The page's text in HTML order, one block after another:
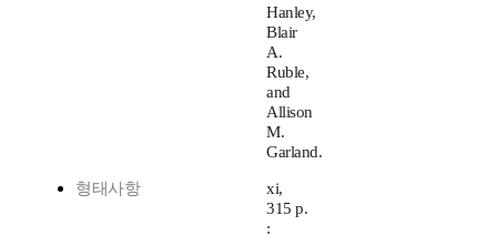
Hanley,
Blair
A.
Ruble,
and
Allison
M.
Garland.
형태사항
xi,
315 p.
: